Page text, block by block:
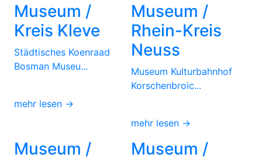
Museum /
Kreis Kleve
Städtisches Koenraad
Bosman Museu...
mehr lesen →
Museum /
Rhein-Kreis
Neuss
Museum Kulturbahnhof
Korschenbroic...
mehr lesen →
Museum /
Museum /